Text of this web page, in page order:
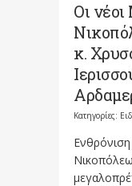
Οι
κ.
Κατηγορίες: